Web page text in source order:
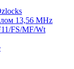
13,56 MHz
FS/MF/Wt